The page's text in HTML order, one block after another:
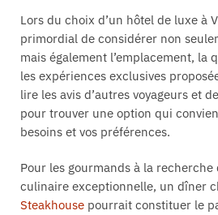
Lors du choix d’un hôtel de luxe à
primordial de considérer non
mais également l’emplacement, la
les expériences exclusives
lire les avis d’autres voyageurs et
pour trouver une option qui
besoins et vos préférences.
Pour les gourmands à la recherche
culinaire exceptionnelle, un dîner
Steakhouse pourrait constituer le